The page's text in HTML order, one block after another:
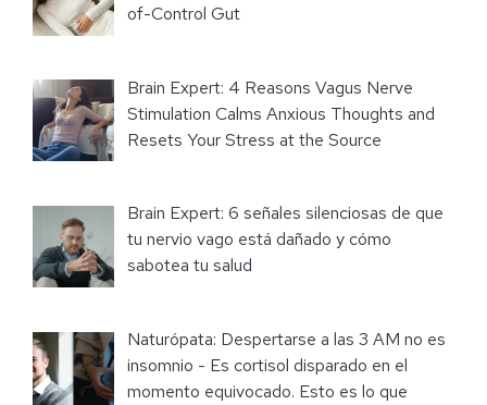
of-Control Gut
Brain Expert: 4 Reasons Vagus Nerve
Stimulation Calms Anxious Thoughts and
Resets Your Stress at the Source
Brain Expert: 6 señales silenciosas de que
tu nervio vago está dañado y cómo
sabotea tu salud
Naturópata: Despertarse a las 3 AM no es
insomnio - Es cortisol disparado en el
momento equivocado. Esto es lo que